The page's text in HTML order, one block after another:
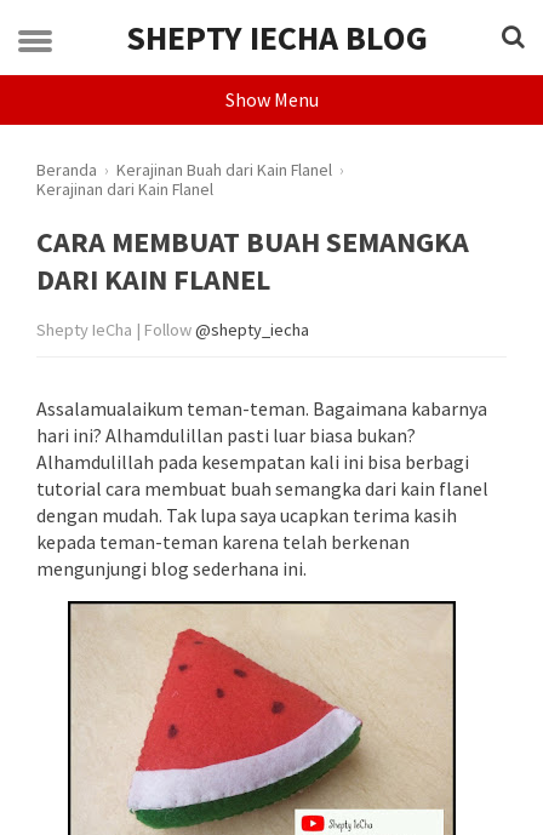
SHEPTY IECHA BLOG
Show Menu
Beranda › Kerajinan Buah dari Kain Flanel ›
Kerajinan dari Kain Flanel
CARA MEMBUAT BUAH SEMANGKA
DARI KAIN FLANEL
Shepty IeCha | Follow@shepty_iecha
Assalamualaikum teman-teman. Bagaimana kabarnya
hari ini? Alhamdulillan pasti luar biasa bukan?
Alhamdulillah pada kesempatan kali ini bisa berbagi
tutorial cara membuat buah semangka dari kain flanel
dengan mudah. Tak lupa saya ucapkan terima kasih
kepada teman-teman karena telah berkenan
mengunjungi blog sederhana ini.